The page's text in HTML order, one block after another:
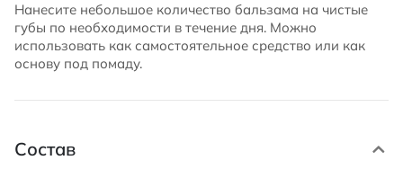
Нанесите небольшое количество бальзама на чистые
губы по необходимости в течение дня. Можно
использовать как самостоятельное средство или как
основу под помаду.
Состав